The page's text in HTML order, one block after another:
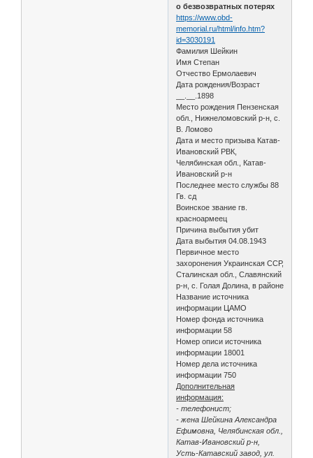
о безвозвратных потерях
https://www.obd-
memorial.ru/html/info.htm?
id=3030191
Фамилия Шейкин
Имя Степан
Отчество Ермолаевич
Дата рождения/Возраст
__.__.1898
Место рождения Пензенская
обл., Нижнеломовский р-н, с.
В. Ломово
Дата и место призыва Катав-
Ивановский РВК,
Челябинская обл., Катав-
Ивановский р-н
Последнее место службы 88
Гв. сд
Воинское звание гв.
красноармеец
Причина выбытия убит
Дата выбытия 04.08.1943
Первичное место
захоронения Украинская ССР,
Сталинская обл., Славянский
р-н, с. Голая Долина, в районе
Название источника
информации ЦАМО
Номер фонда источника
информации 58
Номер описи источника
информации 18001
Номер дела источника
информации 750
Дополнительная
информация:
- телефонист;
- жена Шейкина Александра
Ефимовна, Челябинская обл.,
Катав-Ивановский р-н,
Усть-Катавский завод, ул.